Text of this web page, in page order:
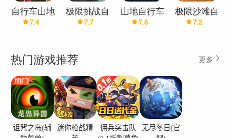
习德比，跳跃摩托车越野赛，疯狂的竞技场。执行
特技以获得最大奖励。学习特技和漂移。
床上跳下，滑下迷你坡道，穿越森林和陡峭的河
流，穿越无尽的田野或山区的丘陵。尝试具有惊人
游戏玩法的越野游戏，卡在泥或沙中，穿越障碍。
尝试四轮驱动模拟器或后轮驱动越野。
设计您的四轮摩托车，在车库中升级其特性。您可
以创建自己独特的图形，应用喷枪并更改道路编
自行车山地
赛
7.4
极限挑战自
行车2
7.7
山地自行车
(辅助菜单)
7.8
极限沙滩自
行车赛3D
7.2
热门游戏推荐 更多
诅咒之岛(辅
迷你枪战精
佣兵突击队
无尽冬日(官